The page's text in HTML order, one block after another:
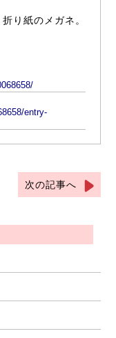
り紙のメガネ。
entry-
次の記事へ